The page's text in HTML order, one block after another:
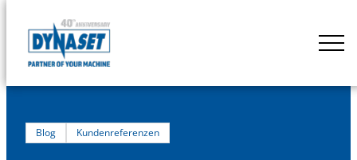
content
DYNASET
Blog Kundenreferenzen